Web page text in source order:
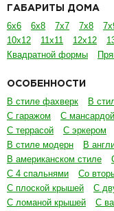
ГАБАРИТЫ ДОМА
6х6 6х8 7х7 7х8
10х12
11х11 12х12
Квадратной формы
ОСОБЕННОСТИ
В стиле фахверк В
С гаражом
С мансардой
С террасой
С эркером
В стиле модерн
В
В американском стиле
С 4 спальнями
Со
С плоской крышей
С
С ломаной крышей
С